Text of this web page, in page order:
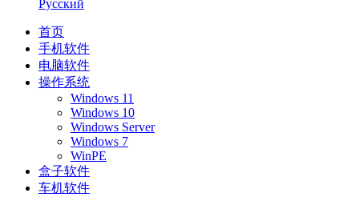
Русский
首页
手机软件
电脑软件
操作系统
Windows 11
Windows 10
Windows Server
Windows 7
WinPE
盒子软件
车机软件